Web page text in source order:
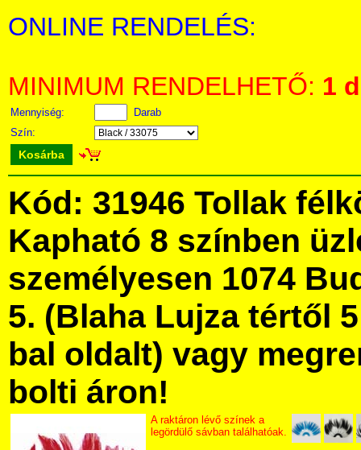
ONLINE RENDELÉS:
MINIMUM RENDELHETŐ: 1
Mennyiség:
Darab
Szín:
Kosárba
Kód: 31946 Tollak
Kapható 8 színben
személyesen 1074
5. (Blaha Lujza tértől
bal oldalt) vagy
bolti áron!
A raktáron lévő színek a
legördülő sávban találhatóak.